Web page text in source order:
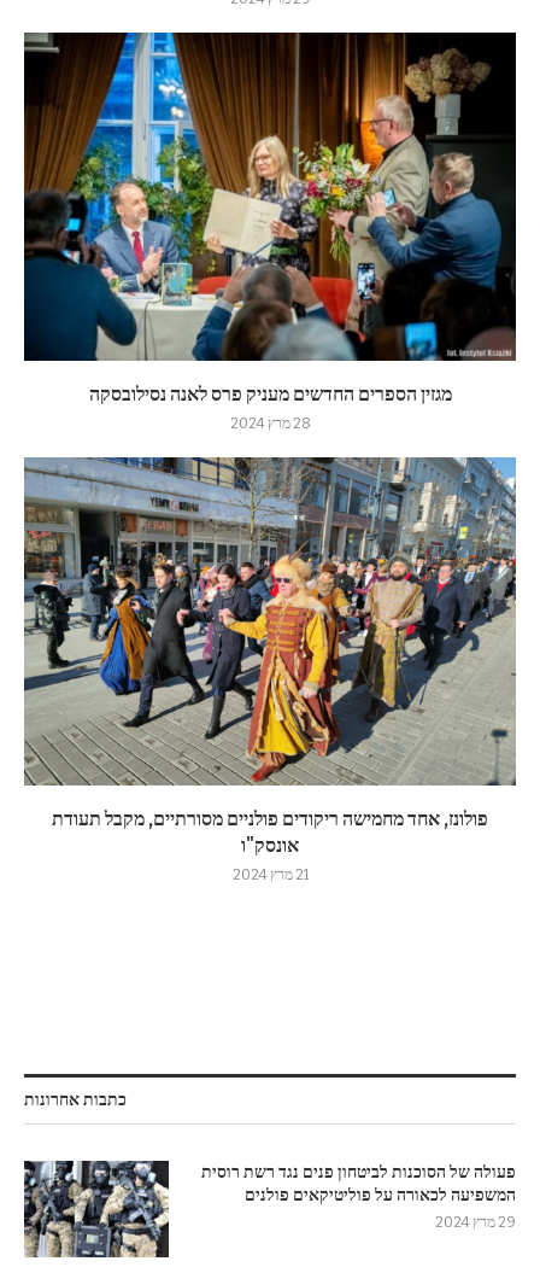
מגזין הספרים החדשים מעניק פרס לאנה נסילובסקה
28 מרץ 2024
פולונז, אחד מחמישה ריקודים פולניים מסורתיים, מקבל תעודת
אונסק"ו
21 מרץ 2024
כתבות אחרונות
פעולה של הסוכנות לביטחון פנים נגד רשת רוסית
המשפיעה לכאורה על פוליטיקאים פולנים
29 מרץ 2024